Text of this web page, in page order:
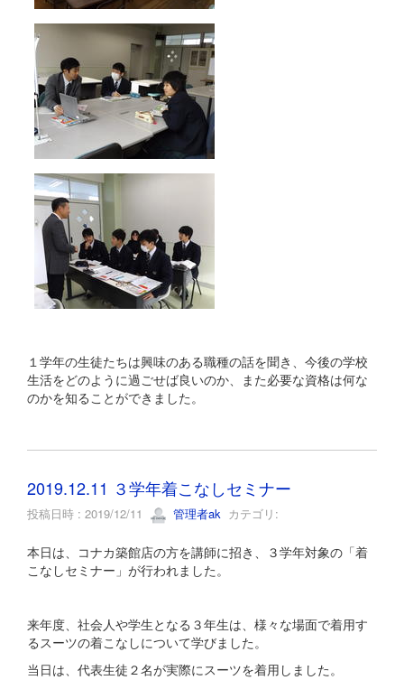
１学年の生徒たちは興味のある職種の話を聞き、今後の学校
生活をどのように過ごせば良いのか、また必要な資格は何な
のかを知ることができました。
2019.12.11 ３学年着こなしセミナー
投稿日時 : 2019/12/11 管理者ak カテゴリ:
本日は、コナカ築館店の方を講師に招き、３学年対象の「着
こなしセミナー」が行われました。
来年度、社会人や学生となる３年生は、様々な場面で着用す
るスーツの着こなしについて学びました。
当日は、代表生徒２名が実際にスーツを着用しました。